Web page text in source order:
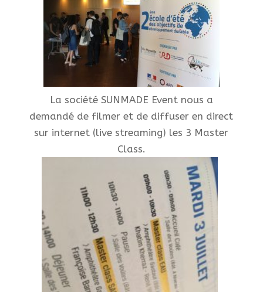
La société SUNMADE Event nous a
demandé de filmer et de diffuser en direct
sur internet (live streaming) les 3 Master
Class.